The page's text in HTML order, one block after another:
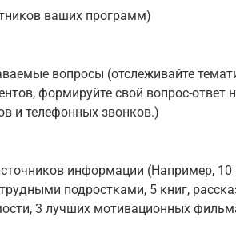
ваших программ)
вопросы (отслеживайте
формируйте свой вопрос-ответ
и телефонных звонков.)
информации (Например,
трудными подростками, 5 книг,
3 лучших мотивационных